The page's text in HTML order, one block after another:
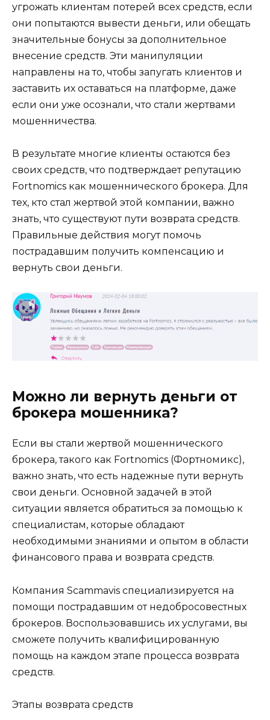
угрожать клиентам потерей всех средств, если
они попытаются вывести деньги, или обещать
значительные бонусы за дополнительное
внесение средств. Эти манипуляции
направлены на то, чтобы запугать клиентов и
заставить их оставаться на платформе, даже
если они уже осознали, что стали жертвами
мошенничества.
В результате многие клиенты остаются без
своих средств, что подтверждает репутацию
Fortnomics как мошеннического брокера. Для
тех, кто стал жертвой этой компании, важно
знать, что существуют пути возврата средств.
Правильные действия могут помочь
пострадавшим получить компенсацию и
вернуть свои деньги.
Можно ли вернуть деньги от
брокера мошенника?
Если вы стали жертвой мошеннического
брокера, такого как Fortnomics (Фортномикс),
важно знать, что есть надежные пути вернуть
свои деньги. Основной задачей в этой
ситуации является обратиться за помощью к
специалистам, которые обладают
необходимыми знаниями и опытом в области
финансового права и возврата средств.
Компания Scammavis специализируется на
помощи пострадавшим от недобросовестных
брокеров. Воспользовавшись их услугами, вы
сможете получить квалифицированную
помощь на каждом этапе процесса возврата
средств.
Этапы возврата средств